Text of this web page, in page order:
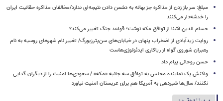
مبلغ: سر باز زدن از مذاکره‌ جز بهانه به دشمن دادن نتیجه‌ای ندارد/مخالفان مذاکره حقانیت ایران
را خدشه‌دار می‌کنند
حسام الدین آشنا از توافق مکه نوشت؛ قواعد جنگ تغییر می‌کند؟
روایت زیدآبادی از اضطراب پنهان در خیابان‌های سن‌پترزبورگ/ تغییر نام شهرهای روسیه به نام
رهبران شوروی گواه از ریاکاری ایدئولوژی‌هاست
حسن روحانی پیام داد
واکنش یک نماینده مجلس به توافق سه جانبه «مکه» / سعودی‌ها امنیت را از دیگران گدایی
نکنند/ سال‌ها شیردهی به آمریکا هم برای عربستان امنیت نیاورد